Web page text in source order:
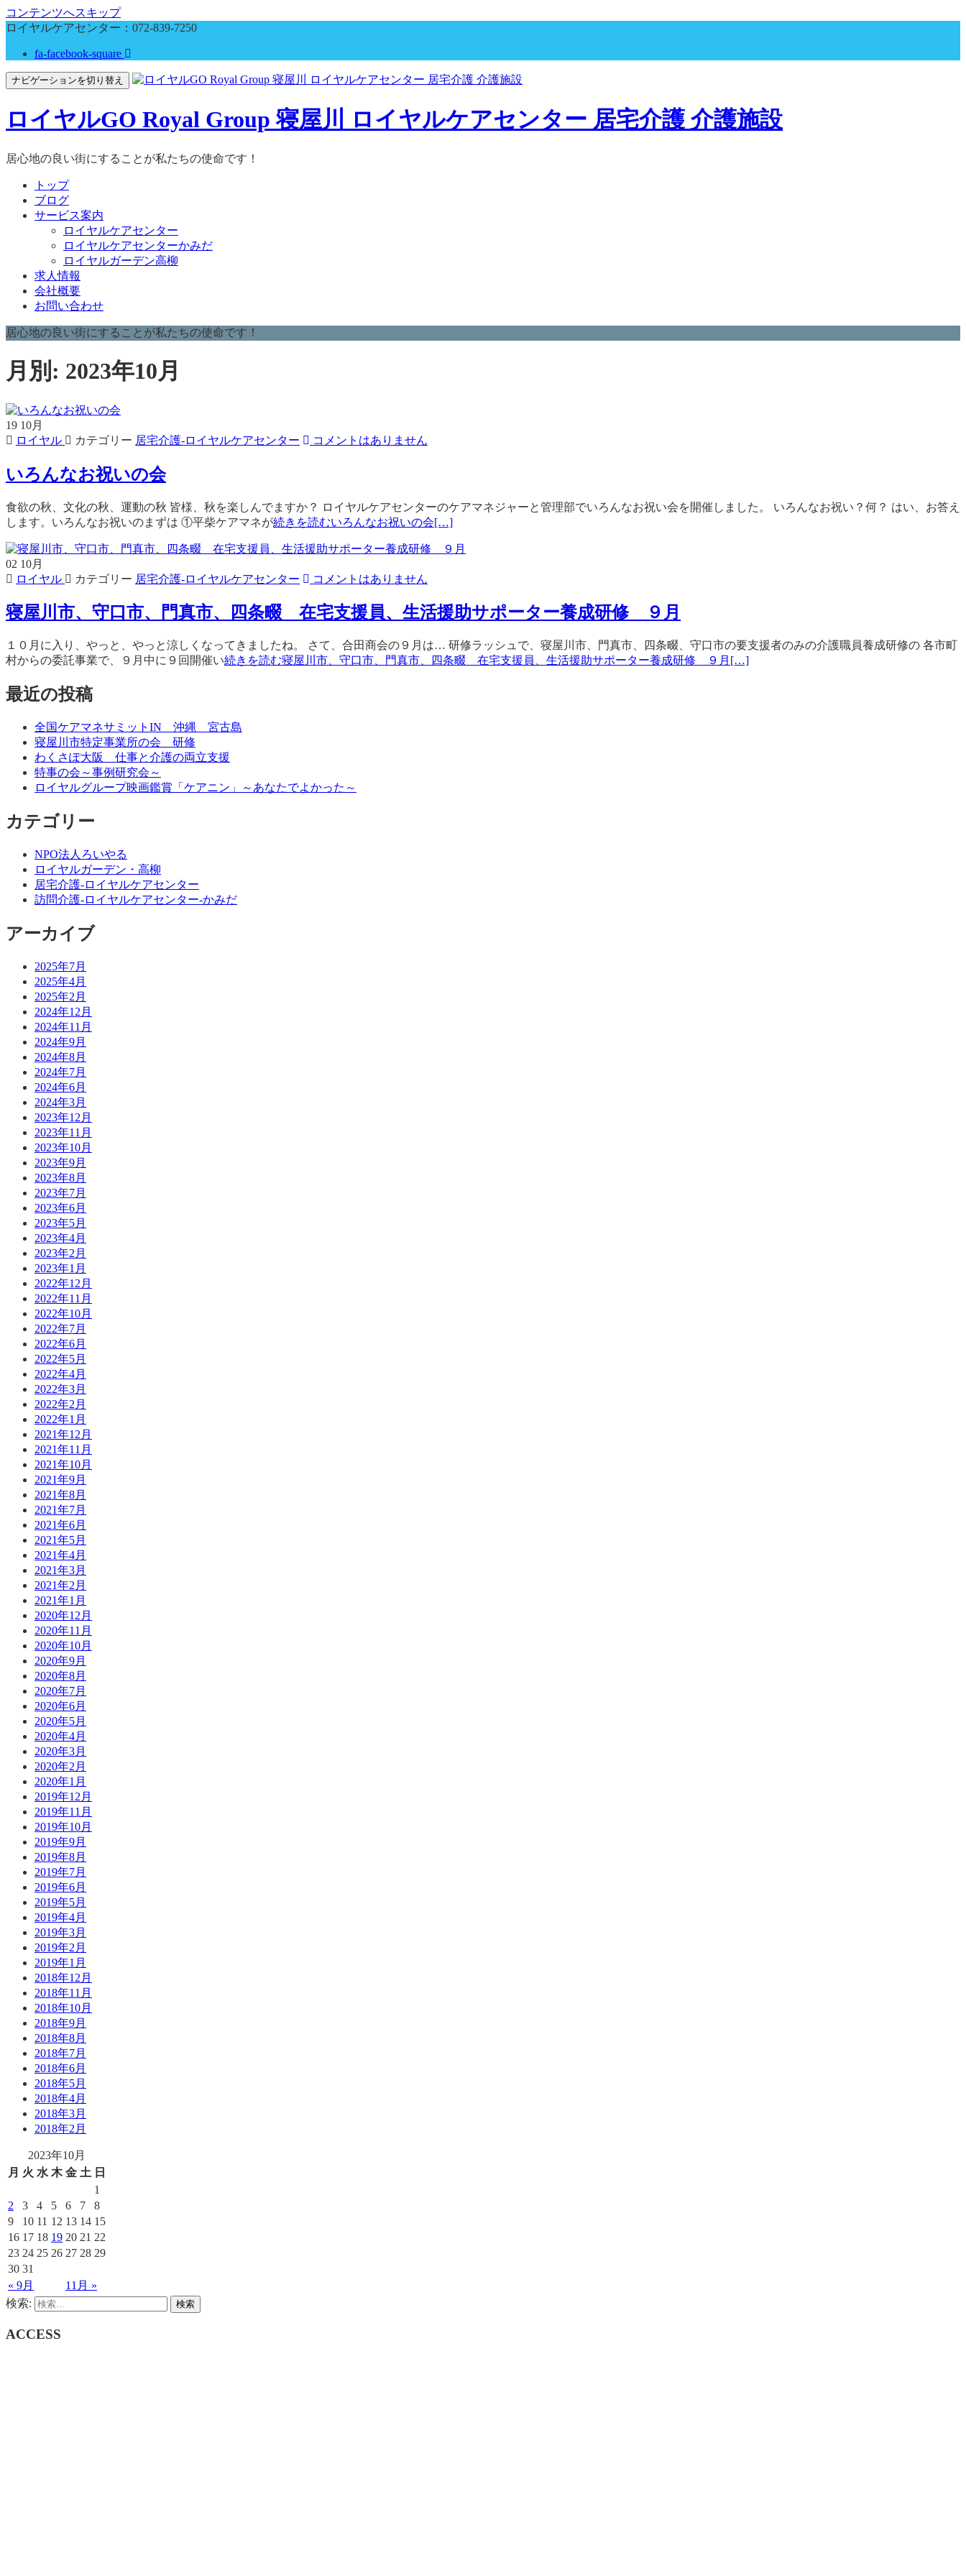
コンテンツへスキップ
ロイヤルケアセンター： 072-839-7250
fa-facebook-square
ナビゲーションを切り替え
ロイヤルGO Royal Group 寝屋川 ロイヤルケアセンター 居宅介護 介護施設
居心地の良い街にすることが私たちの使命です！
トップ
ブログ
サービス案内
ロイヤルケアセンター
ロイヤルケアセンターかみだ
ロイヤルガーデン高柳
求人情報
会社概要
お問い合わせ
居心地の良い街にすることが私たちの使命です！
月別: 2023年10月
19 10月
ロイヤル
カテゴリー 居宅介護-ロイヤルケアセンター コメントはありません
いろんなお祝いの会
食欲の秋、文化の秋、運動の秋 皆様、秋を楽しんでますか？ ロイヤルケアセンターのケアマネジャーと管理部でいろんなお祝い会を開催しました。 いろんなお祝い？何？ はい、お答え
します。いろんなお祝いのまずは ①平柴ケアマネが続きを読むいろんなお祝いの会[…]
02 10月
ロイヤル
カテゴリー 居宅介護-ロイヤルケアセンター コメントはありません
寝屋川市、守口市、門真市、四条畷 在宅支援員、生活援助サポーター養成研修 ９月
１０月に入り、やっと、やっと涼しくなってきましたね。 さて、合田商会の９月は… 研修ラッシュで、寝屋川市、門真市、四条畷、守口市の要支援者のみの介護職員養成研修の 各市町
村からの委託事業で、９月中に９回開催い続きを読む寝屋川市、守口市、門真市、四条畷 在宅支援員、生活援助サポーター養成研修 ９月 […]
最近の投稿
全国ケアマネサミットIN 沖縄 宮古島
寝屋川市特定事業所の会 研修
わくさぽ大阪 仕事と介護の両立支援
特事の会～事例研究会～
ロイヤルグループ映画鑑賞「ケアニン」～あなたでよかった～
カテゴリー
NPO法人ろいやる
ロイヤルガーデン・高柳
居宅介護-ロイヤルケアセンター
訪問介護-ロイヤルケアセンター-かみだ
アーカイブ
2025年7月
2025年4月
2025年2月
2024年12月
2024年11月
2024年9月
2024年8月
2024年7月
2024年6月
2024年3月
2023年12月
2023年11月
2023年10月
2023年9月
2023年8月
2023年7月
2023年6月
2023年5月
2023年4月
2023年2月
2023年1月
2022年12月
2022年11月
2022年10月
2022年7月
2022年6月
2022年5月
2022年4月
2022年3月
2022年2月
2022年1月
2021年12月
2021年11月
2021年10月
2021年9月
2021年8月
2021年7月
2021年6月
2021年5月
2021年4月
2021年3月
2021年2月
2021年1月
2020年12月
2020年11月
2020年10月
2020年9月
2020年8月
2020年7月
2020年6月
2020年5月
2020年4月
2020年3月
2020年2月
2020年1月
2019年12月
2019年11月
2019年10月
2019年9月
2019年8月
2019年7月
2019年6月
2019年5月
2019年4月
2019年3月
2019年2月
2019年1月
2018年12月
2018年11月
2018年10月
2018年9月
2018年8月
2018年7月
2018年6月
2018年5月
2018年4月
2018年3月
2018年2月
2023年10月
月 火 水 木 金 土 日
« 9月 11月 »
1
2
3 4 5 6 7
8
9
10 11 12 13 14 15
16 17 18 19 20 21 22
23 24 25 26 27 28 29
30 31
検索:
ACCESS